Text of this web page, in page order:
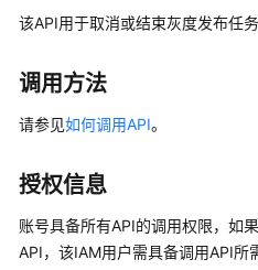
务
品
绍
计
费
该API用于取消或结束灰度发布任务
调用方法
请参见如何调用API。
授权信息
账号具备所有API的调用权限，如
API，该IAM用户需具备调用API所